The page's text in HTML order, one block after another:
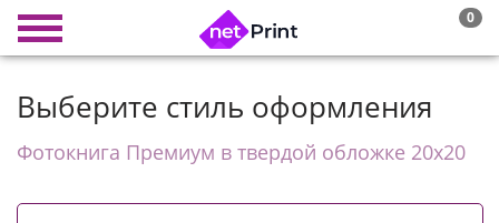
0
Выберите стиль оформления
Фотокнига Премиум в твердой обложке 20х20